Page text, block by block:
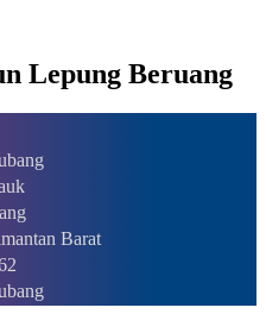
Lepung Beruang
Barat